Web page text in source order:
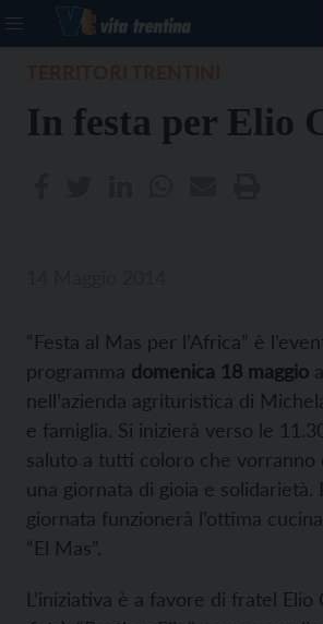
In festa per Elio
“Festa al Mas per l’Africa” è
programma domenica 18 maggio
nell’azienda agrituristica di
e famiglia. Si inizierà verso le
saluto a tutti coloro che vorranno
una giornata di gioia e solidarietà.
giornata funzionerà l’ottima
“El Mas”.
L’iniziativa è a favore di fratel Elio